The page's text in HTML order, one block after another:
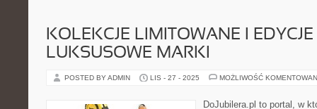
KOLEKCJE LIMITOWANE I
LUKSUSOWE MARKI
POSTED BY ADMIN LIS - 27 - 2025 MOŻLIWOŚĆ
DoJubilera.pl to portal, w